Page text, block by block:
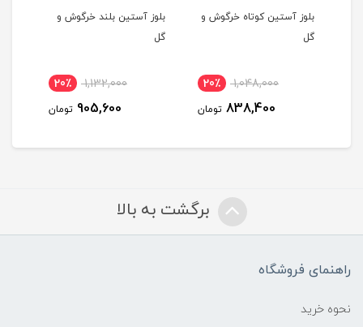
آستین کوتاه خرگوش و
20٪
تومان
بلوز آستین بلند خرگوش و
20٪
تومان
مانتو خرگوش و
برگشت به بالا
راهنمای فروشگاه
نحوه خرید